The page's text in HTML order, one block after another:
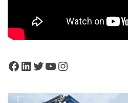
Facebook
LinkedIn
Twitter
YouTube
Instagram